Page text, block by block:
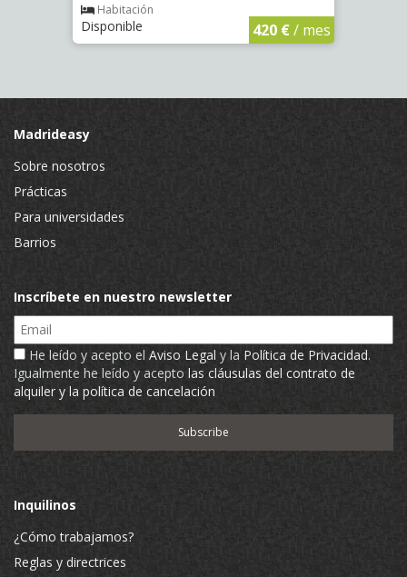
Habitación
Disponible 420 €/ mes
Madrideasy
Sobre nosotros
Prácticas
Para universidades
Barrios
Inscríbete en nuestro newsletter
Email
He leído y acepto el Aviso Legal y la Política de Privacidad.
Igualmente he leído y acepto las cláusulas del contrato de
alquiler y la política de cancelación
Inquilinos
¿Cómo trabajamos?
Reglas y directrices